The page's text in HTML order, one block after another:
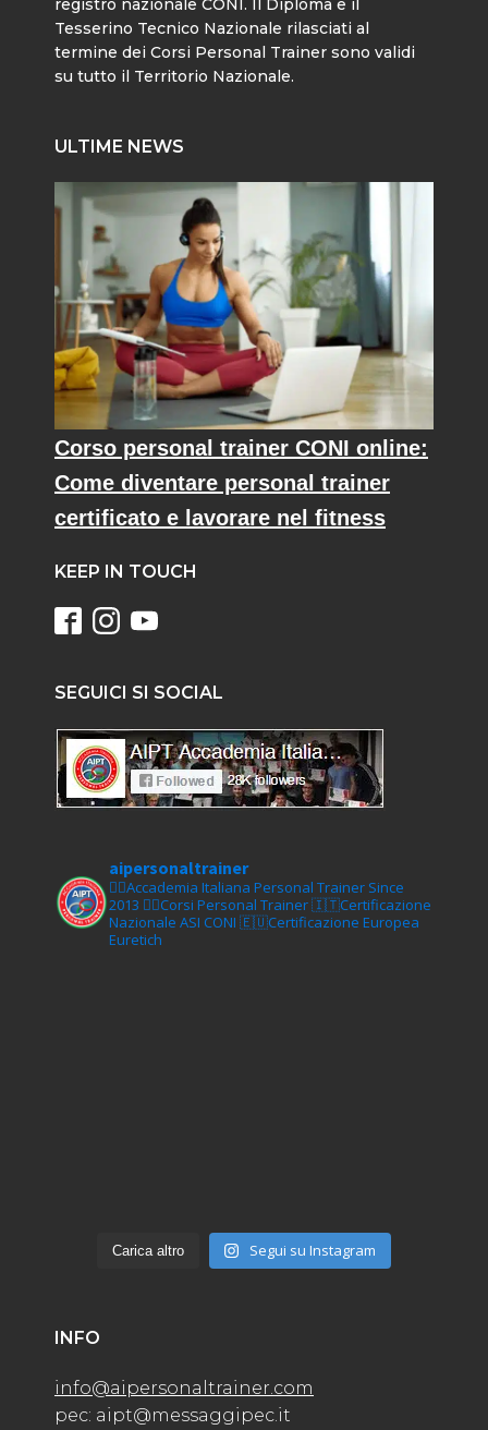
registro nazionale CONI. Il Diploma e il
Tesserino Tecnico Nazionale rilasciati al
termine dei Corsi Personal Trainer sono validi
su tutto il Territorio Nazionale.
ULTIME NEWS
Corso personal trainer CONI online:
Come diventare personal trainer
certificato e lavorare nel fitness
KEEP IN TOUCH
SEGUICI SI SOCIAL
aipersonaltrainer
🏋‍♀️Accademia Italiana Personal Trainer Since
2013 🏋‍♂️Corsi Personal Trainer🇮🇹Certificazione
Nazionale ASI CONI 🇪🇺Certificazione Europea
Euretich
Carica altro Segui su Instagram
INFO
info@aipersonaltrainer.com
pec: aipt@messaggipec.it